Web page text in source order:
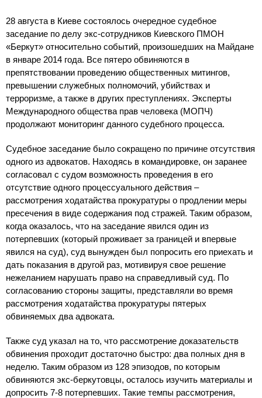
28 августа в Киеве состоялось очередное судебное
заседание по делу экс-сотрудников Киевского ПМОН
«Беркут» относительно событий, произошедших на Майдане
в январе 2014 года. Все пятеро обвиняются в
препятствовании проведению общественных митингов,
превышении служебных полномочий, убийствах и
терроризме, а также в других преступлениях. Эксперты
Международного общества прав человека (МОПЧ)
продолжают мониторинг данного судебного процесса.
Судебное заседание было сокращено по причине отсутствия
одного из адвокатов. Находясь в командировке, он заранее
согласовал с судом возможность проведения в его
отсутствие одного процессуального действия –
рассмотрения ходатайства прокуратуры о продлении меры
пресечения в виде содержания под стражей. Таким образом,
когда оказалось, что на заседание явился один из
потерпевших (который проживает за границей и впервые
явился на суд), суд вынужден был попросить его приехать и
дать показания в другой раз, мотивируя свое решение
нежеланием нарушать право на справедливый суд. По
согласованию стороны защиты, представляли во время
рассмотрения ходатайства прокуратуры пятерых
обвиняемых два адвоката.
Также суд указал на то, что рассмотрение доказательств
обвинения проходит достаточно быстро: два полных дня в
неделю. Таким образом из 128 эпизодов, по которым
обвиняются экс-беркутовцы, осталось изучить материалы и
допросить 7-8 потерпевших. Такие темпы рассмотрения,